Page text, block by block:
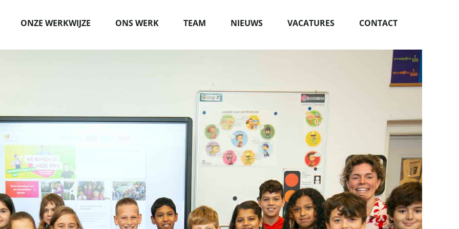
ONZE WERKWIJZE ONS WERK TEAM NIEUWS VACATURES CONTACT